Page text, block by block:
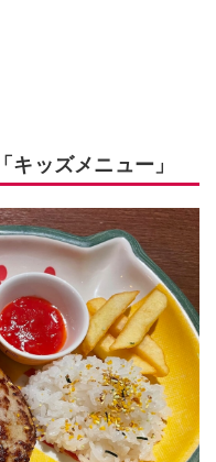
ッズメニュー」